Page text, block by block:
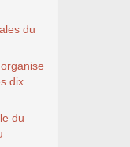
du
dix
du